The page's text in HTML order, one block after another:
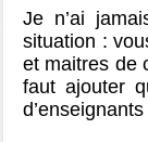
Je n’ai
situation :
et maitres de
faut ajouter